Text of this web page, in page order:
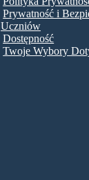
Prywatność i
Uczniów
Dostępność
Twoje Wybory